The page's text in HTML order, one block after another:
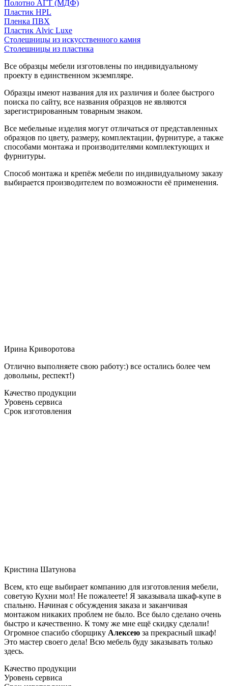
Полотно АГТ (МДФ)
Пластик HPL
Пленка ПВХ
Пластик Alvic Luxe
Столешницы из искусственного камня
Столешницы из пластика
Все образцы мебели изготовлены по индивидуальному
проекту в единственном экземпляре.
Образцы имеют названия для их различия и более быстрого
поиска по сайту, все названия образцов не являются
зарегистрированным товарным знаком.
Все мебельные изделия могут отличаться от представленных
образцов по цвету, размеру, комплектации, фурнитуре, а также
способами монтажа и производителями комплектующих и
фурнитуры.
Способ монтажа и крепёж мебели по индивидуальному заказу
выбирается производителем по возможности её применения.
Ирина Криворотова
Отлично выполняете свою работу:) все остались более чем
довольны, респект!)
Качество продукции
Уровень сервиса
Срок изготовления
Кристина Шатунова
Всем, кто еще выбирает компанию для изготовления мебели,
советую Кухни мол! Не пожалеете! Я заказывала шкаф-купе в
спальню. Начиная с обсуждения заказа и заканчивая
монтажом никаких проблем не было. Все было сделано очень
быстро и качественно. К тому же мне ещё скидку сделали!
Огромное спасибо сборщику Алексею за прекрасный шкаф!
Это мастер своего дела! Всю мебель буду заказывать только
здесь.
Качество продукции
Уровень сервиса